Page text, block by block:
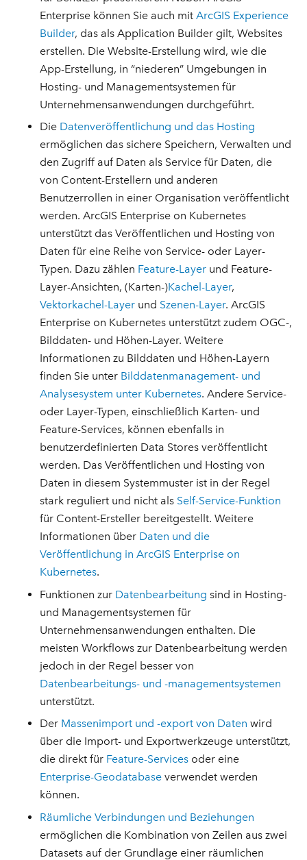
Enterprise können Sie auch mitArcGIS Experience
Builder, das als Application Builder gilt, Websites
erstellen. Die Website-Erstellung wird, wie die
App-Erstellung, in “niederen” Umgebungen in
Hosting- und Managementsystemen für
Unternehmensanwendungen durchgeführt.
Die Datenveröffentlichung und das Hosting
ermöglichen das sichere Speichern, Verwalten und
den Zugriff auf Daten als Service für Daten, die
von Content-Erstellern und anderen
Benutzerrollen in einer Organisation veröffentlicht
werden. ArcGIS Enterprise on Kubernetes
unterstützt das Veröffentlichen und Hosting von
Daten für eine Reihe von Service- oder Layer-
Typen. Dazu zählen Feature-Layer und Feature-
Layer-Ansichten, (Karten-)Kachel-Layer,
Vektorkachel-Layer und Szenen-Layer. ArcGIS
Enterprise on Kubernetes unterstützt zudem OGC-,
Bilddaten- und Höhen-Layer. Weitere
Informationen zu Bilddaten und Höhen-Layern
finden Sie unter Bilddatenmanagement- und
Analysesystem unter Kubernetes. Andere Service-
oder Layer-Typen, einschließlich Karten- und
Feature-Services, können ebenfalls in
benutzerdefinierten Data Stores veröffentlicht
werden. Das Veröffentlichen und Hosting von
Daten in diesem Systemmuster ist in der Regel
stark reguliert und nicht als Self-Service-Funktion
für Content-Ersteller bereitgestellt. Weitere
Informationen über Daten und die
Veröffentlichung in ArcGIS Enterprise on
Kubernetes.
Funktionen zur Datenbearbeitung sind in Hosting-
und Managementsystemen für
Unternehmensanwendungen enthalten. Die
meisten Workflows zur Datenbearbeitung werden
jedoch in der Regel besser von
Datenbearbeitungs- und -managementsystemen
unterstützt.
Der Massenimport und -export von Daten wird
über die Import- und Exportwerkzeuge unterstützt,
die direkt für Feature-Services oder eine
Enterprise-Geodatabase verwendet werden
können.
Räumliche Verbindungen und Beziehungen
ermöglichen die Kombination von Zeilen aus zwei
Datasets auf der Grundlage einer räumlichen